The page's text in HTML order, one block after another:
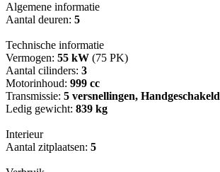
Algemene informatie
Aantal deuren: 5
Technische informatie
Vermogen: 55 kW (75 PK)
Aantal cilinders: 3
Motorinhoud: 999 cc
Transmissie: 5 versnellingen, Handgeschakeld
Ledig gewicht: 839 kg
Interieur
Aantal zitplaatsen: 5